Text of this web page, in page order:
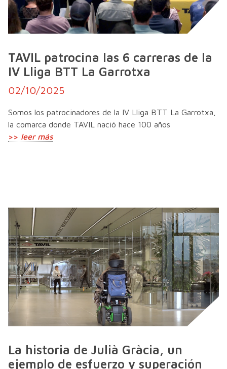
TAVIL patrocina las 6 carreras de la
IV Lliga BTT La Garrotxa
02/10/2025
Somos los patrocinadores de la IV Lliga BTT La Garrotxa,
la comarca donde TAVIL nació hace 100 años
>> leer más
La historia de Julià Gràcia, un
ejemplo de esfuerzo y superación